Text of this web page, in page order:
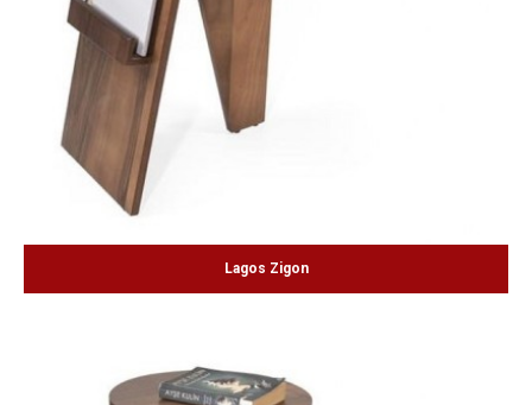
Lagos Zigon